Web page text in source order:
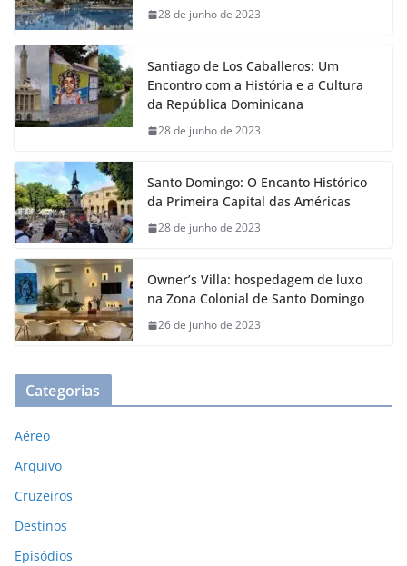
28 de junho de 2023
Santiago de Los Caballeros: Um
Encontro com a História e a Cultura
da República Dominicana
28 de junho de 2023
Santo Domingo: O Encanto Histórico
da Primeira Capital das Américas
28 de junho de 2023
Owner’s Villa: hospedagem de luxo
na Zona Colonial de Santo Domingo
26 de junho de 2023
Categorias
Aéreo
Arquivo
Cruzeiros
Destinos
Episódios